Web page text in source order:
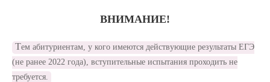
ВНИМАНИЕ!
Тем абитуриентам, у кого имеются действующие результаты ЕГЭ
(не ранее 2022 года), вступительные испытания проходить не
требуется.